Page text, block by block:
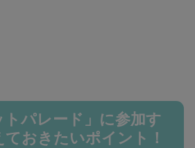
トパレード」に参加す
おきたいポイント！